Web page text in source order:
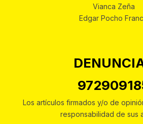
Vianca Zeña
Edgar Pocho
Los artículos firmados y/o de
responsabilidad de sus